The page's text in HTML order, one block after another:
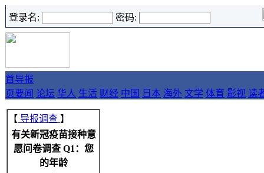
登录名: 密码:
首
页
导报
要闻 论坛 华人 生活 财经 中国 日本 海外 文学 体育 影视 读
【 导报调查 】
有关新冠疫苗接种意
愿问卷调查 Q1：您
的年龄